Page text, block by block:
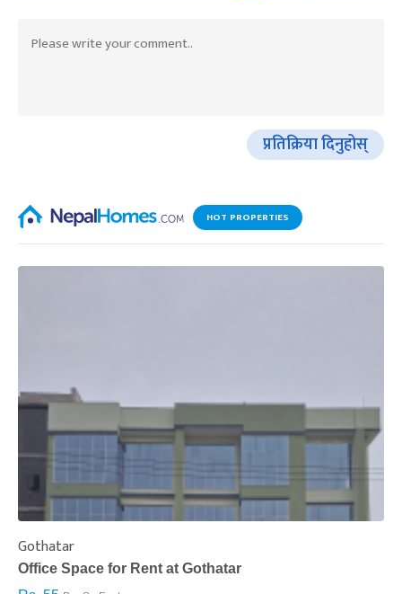
प्रतिक्रिया दिनुहोस्
HOT PROPERTIES
Gothatar
Office Space for Rent at Gothatar